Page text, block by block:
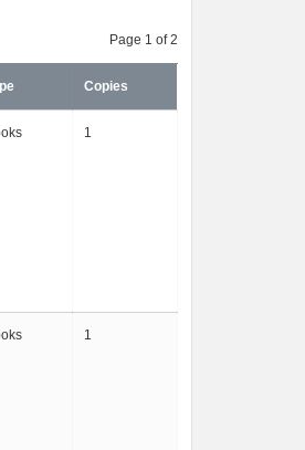
Page 1 of 2
Copies
1
1